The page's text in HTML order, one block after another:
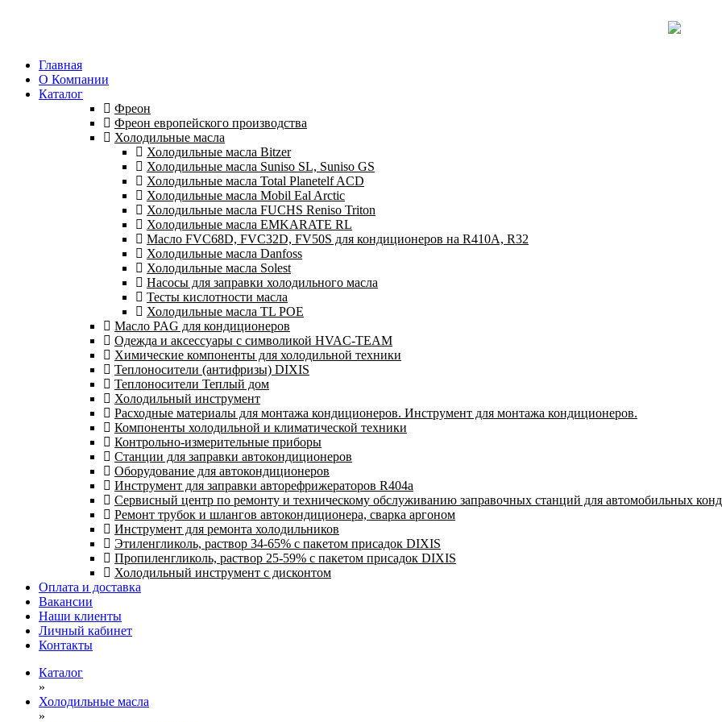
Главная
О Компании
Каталог
Фреон
Фреон европейского производства
Холодильные масла
Холодильные масла Bitzer
Холодильные масла Suniso SL, Suniso GS
Холодильные масла Total Planetelf ACD
Холодильные масла Mobil Eal Arctic
Холодильные масла FUCHS Reniso Triton
Холодильные масла EMKARATE RL
Масло FVC68D, FVC32D, FV50S для кондиционеров на R410A, R32
Холодильные масла Danfoss
Холодильные масла Solest
Насосы для заправки холодильного масла
Тесты кислотности масла
Холодильные масла TL POE
Масло PAG для кондиционеров
Одежда и аксессуары с символикой HVAC-TEAM
Химические компоненты для холодильной техники
Теплоносители (антифризы) DIXIS
Теплоносители Теплый дом
Холодильный инструмент
Расходные материалы для монтажа кондиционеров. Инструмент для монтажа кондиционеров.
Компоненты холодильной и климатической техники
Контрольно-измерительные приборы
Станции для заправки автокондиционеров
Оборудование для автокондиционеров
Инструмент для заправки авторефрижераторов R404a
Сервисный центр по ремонту и техническому обслуживанию заправочных станций для автомобильных
Ремонт трубок и шлангов автокондиционера, сварка аргоном
Инструмент для ремонта холодильников
Этиленгликоль, раствор 34-65% с пакетом присадок DIXIS
Пропиленгликоль, раствор 25-59% с пакетом присадок DIXIS
Холодильный инструмент с дисконтом
Оплата и доставка
Вакансии
Наши клиенты
Личный кабинет
Контакты
Каталог
»
Холодильные масла
»